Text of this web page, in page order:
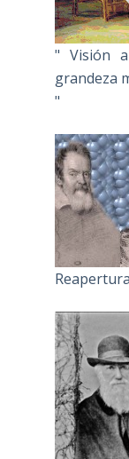
" Visión
grandeza
"